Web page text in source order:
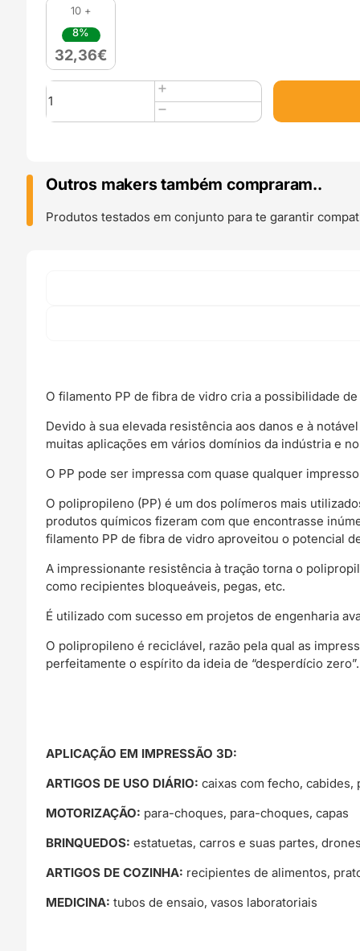
10 +
8%
32,36€
Quantidade
de
PP
Pastel
Pink
-
Outros makers também compraram..
Produtos testados em conjunto para te garantir
O filamento PP de fibra de vidro cria a possibilidade
Devido à sua elevada resistência aos danos e à
muitas aplicações em vários domínios da indústria e
O PP pode ser impressa com quase qualquer
O polipropileno (PP) é um dos polímeros mais
produtos químicos fizeram com que encontrasse
filamento PP de fibra de vidro aproveitou o potencial
A impressionante resistência à tração torna o
como recipientes bloqueáveis, pegas, etc.
É utilizado com sucesso em projetos de engenharia
O polipropileno é reciclável, razão pela qual as
perfeitamente o espírito da ideia de “desperdício zero”.
APLICAÇÃO EM IMPRESSÃO 3D:
ARTIGOS DE USO DIÁRIO: caixas com fecho,
MOTORIZAÇÃO: para-choques, para-choques, capas
BRINQUEDOS: estatuetas, carros e suas partes,
ARTIGOS DE COZINHA: recipientes de alimentos,
MEDICINA: tubos de ensaio, vasos laboratoriais